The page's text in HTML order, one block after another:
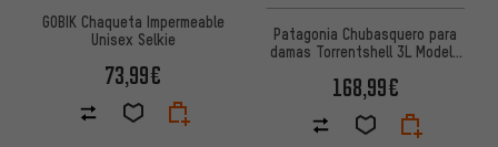
GOBIK Chaqueta Impermeable
Unisex Selkie
73,99€
Patagonia Chubasquero para
damas Torrentshell 3L Modelo
168,99€